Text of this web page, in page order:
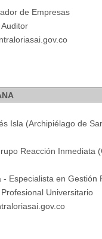
de Empresas
Isla (Archipiélago de
Reacción Inmediata
Especialista en Gestión
Universitario